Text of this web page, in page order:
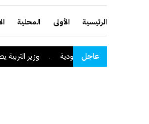
الرئيسية الأولى المحلية
عاجل
منطقة نجران السعودية . وزير التربية